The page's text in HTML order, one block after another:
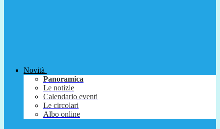
Novità
Panoramica
Le notizie
Calendario eventi
Le circolari
Albo online